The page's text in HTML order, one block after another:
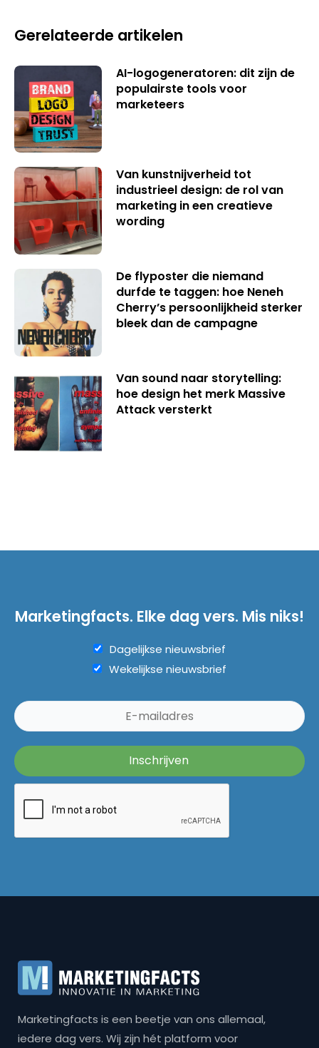
Gerelateerde artikelen
AI-logogeneratoren: dit zijn de
populairste tools voor
marketeers
Van kunstnijverheid tot
industrieel design: de rol van
marketing in een creatieve
wording
De flyposter die niemand
durfde te taggen: hoe Neneh
Cherry’s persoonlijkheid sterker
bleek dan de campagne
Van sound naar storytelling:
hoe design het merk Massive
Attack versterkt
Marketingfacts. Elke dag vers. Mis niks!
Dagelijkse nieuwsbrief
Wekelijkse nieuwsbrief
Marketingfacts is een beetje van ons allemaal,
iedere dag vers. Wij zijn hét platform voor